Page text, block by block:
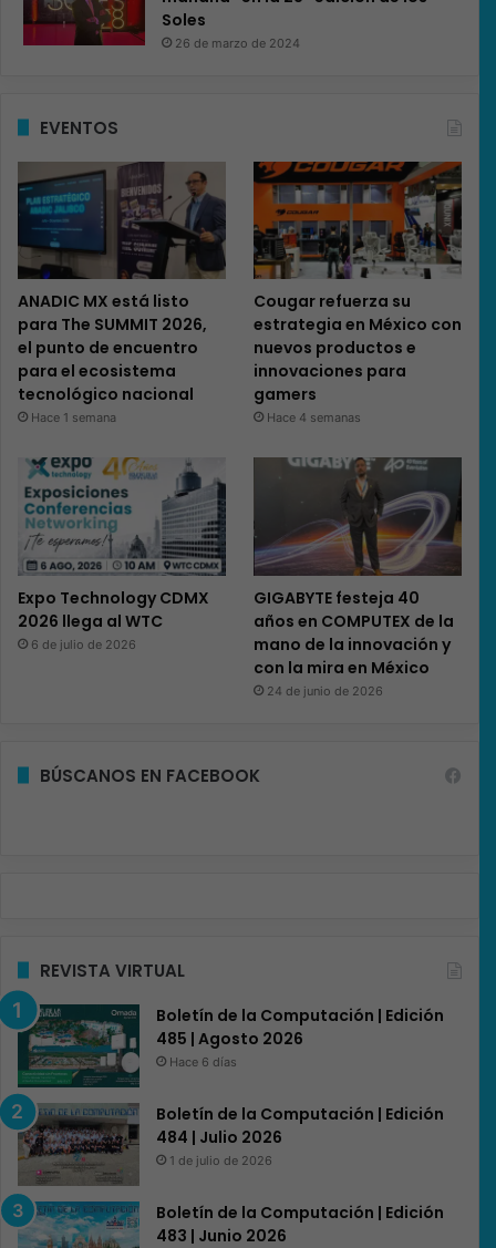
Soles
26 de marzo de 2024
EVENTOS
ANADIC MX está listo
para The SUMMIT 2026,
el punto de encuentro
para el ecosistema
tecnológico nacional
Hace 1 semana
Cougar refuerza su
estrategia en México con
nuevos productos e
innovaciones para
gamers
Hace 4 semanas
Expo Technology CDMX
2026 llega al WTC
6 de julio de 2026
GIGABYTE festeja 40
años en COMPUTEX de la
mano de la innovación y
con la mira en México
24 de junio de 2026
BÚSCANOS EN FACEBOOK
REVISTA VIRTUAL
Boletín de la Computación | Edición
485 | Agosto 2026
Hace 6 días
Boletín de la Computación | Edición
484 | Julio 2026
1 de julio de 2026
Boletín de la Computación | Edición
483 | Junio 2026